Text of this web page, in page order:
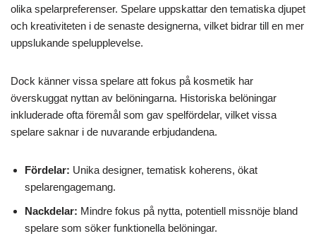
olika spelarpreferenser. Spelare uppskattar den tematiska djupet
och kreativiteten i de senaste designerna, vilket bidrar till en mer
uppslukande spelupplevelse.
Dock känner vissa spelare att fokus på kosmetik har
överskuggat nyttan av belöningarna. Historiska belöningar
inkluderade ofta föremål som gav spelfördelar, vilket vissa
spelare saknar i de nuvarande erbjudandena.
Fördelar: Unika designer, tematisk koherens, ökat
spelarengagemang.
Nackdelar: Mindre fokus på nytta, potentiell missnöje bland
spelare som söker funktionella belöningar.